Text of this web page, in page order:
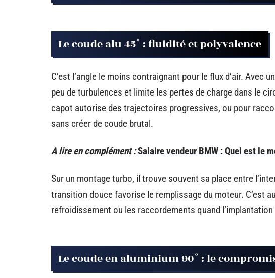
Le coude alu 45° : fluidité et polyvalence
C’est l’angle le moins contraignant pour le flux d’air. Avec
peu de turbulences et limite les pertes de charge dans le
capot autorise des trajectoires progressives, ou pour
sans créer de coude brutal.
A lire en complément :Salaire vendeur BMW : Quel est le
Sur un montage turbo, il trouve souvent sa place entre
transition douce favorise le remplissage du moteur. C’est
refroidissement ou les raccordements quand
Le coude en aluminium 90° : le